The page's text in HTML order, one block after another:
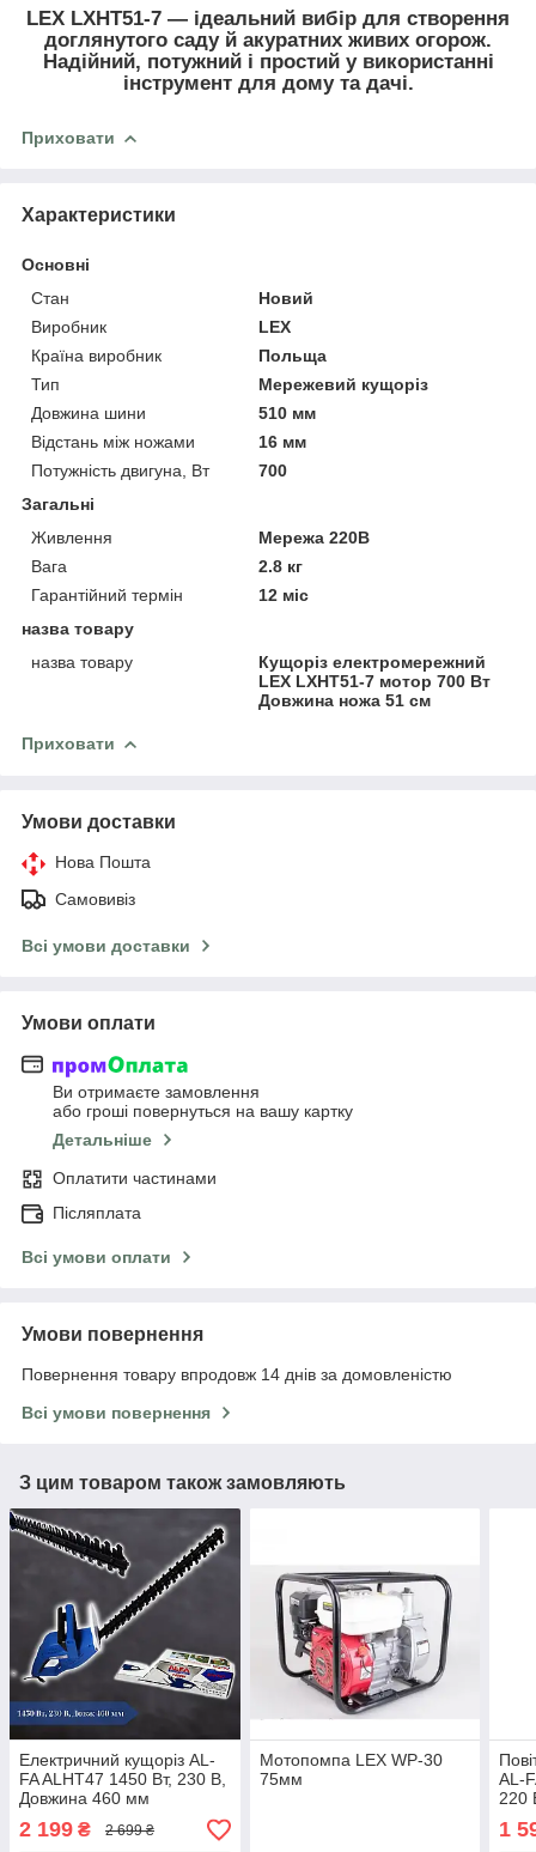
LEX LXHT51-7 — ідеальний вибір для створення
доглянутого саду й акуратних живих огорож.
Надійний, потужний і простий у використанні
інструмент для дому та дачі.
Приховати
Характеристики
Основні
Стан
Новий
Виробник
LEX
Країна виробник
Польща
Тип
Мережевий кущоріз
Довжина шини
510 мм
Відстань між ножами
16 мм
Потужність двигуна, Вт
700
Загальні
Живлення
Мережа 220В
Вага
2.8 кг
Гарантійний термін
12 міс
назва товару
назва товару
Кущоріз електромережний
LEX LXHT51-7 мотор 700 Вт
Довжина ножа 51 см
Приховати
Умови доставки
Нова Пошта
Самовивіз
Всі умови доставки
Умови оплати
Ви отримаєте замовлення
або гроші повернуться на вашу картку
Детальніше
Оплатити частинами
Післяплата
Всі умови оплати
Умови повернення
Повернення товару впродовж 14 днів за домовленістю
Всі умови повернення
З цим товаром також замовляють
Електричний кущоріз AL-
FA ALHT47 1450 Вт, 230 В,
Довжина 460 мм
2 199 ₴ 2 699 ₴
Мотопомпа LEX WP-30
75мм
AL-
220
1